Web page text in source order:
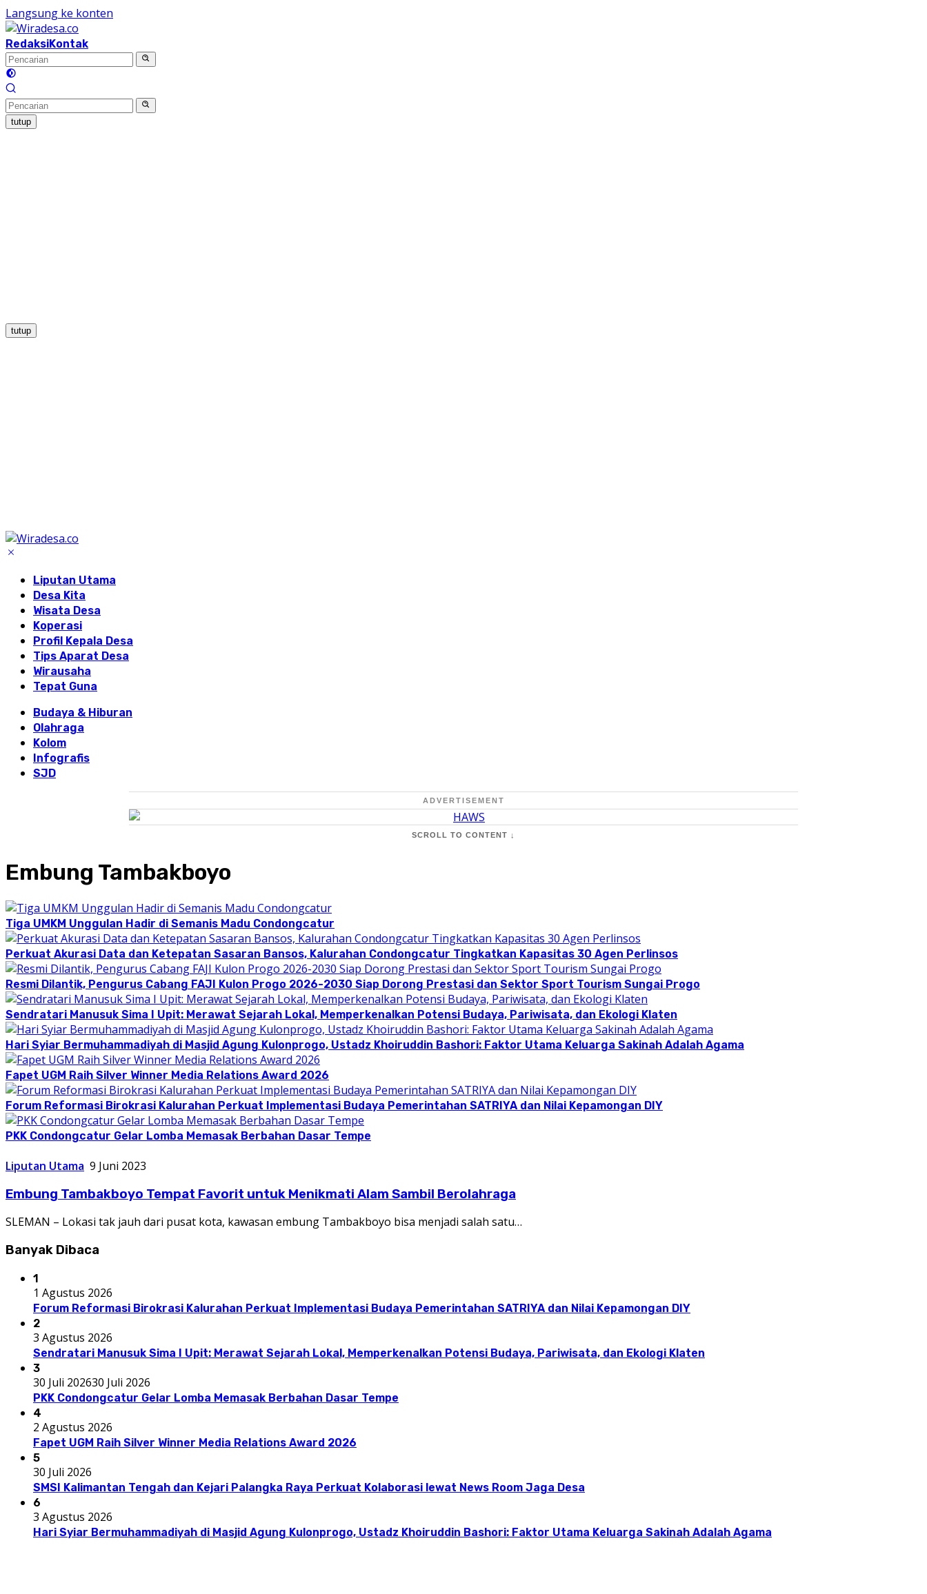
Langsung ke konten
RedaksiKontak
tutup
tutup
Liputan Utama
Desa Kita
Wisata Desa
Koperasi
Profil Kepala Desa
Tips Aparat Desa
Wirausaha
Tepat Guna
Budaya & Hiburan
Olahraga
Kolom
Infografis
SJD
ADVERTISEMENT
SCROLL TO CONTENT ↓
Embung Tambakboyo
Tiga UMKM Unggulan Hadir di Semanis Madu Condongcatur
Perkuat Akurasi Data dan Ketepatan Sasaran Bansos, Kalurahan Condongcatur Tingkatkan Kapasitas 30 Agen Perlinsos
Resmi Dilantik, Pengurus Cabang FAJI Kulon Progo 2026-2030 Siap Dorong Prestasi dan Sektor Sport Tourism Sungai Progo
Sendratari Manusuk Sima I Upit: Merawat Sejarah Lokal, Memperkenalkan Potensi Budaya, Pariwisata, dan Ekologi Klaten
Hari Syiar Bermuhammadiyah di Masjid Agung Kulonprogo, Ustadz Khoiruddin Bashori: Faktor Utama Keluarga Sakinah Adalah Agama
Fapet UGM Raih Silver Winner Media Relations Award 2026
Forum Reformasi Birokrasi Kalurahan Perkuat Implementasi Budaya Pemerintahan SATRIYA dan Nilai Kepamongan DIY
PKK Condongcatur Gelar Lomba Memasak Berbahan Dasar Tempe
Liputan Utama 9 Juni 2023
Embung Tambakboyo Tempat Favorit untuk Menikmati Alam Sambil Berolahraga
SLEMAN – Lokasi tak jauh dari pusat kota, kawasan embung Tambakboyo bisa menjadi salah satu…
Banyak Dibaca
1
1 Agustus 2026
Forum Reformasi Birokrasi Kalurahan Perkuat Implementasi Budaya Pemerintahan SATRIYA dan Nilai Kepamongan DIY
2
3 Agustus 2026
Sendratari Manusuk Sima I Upit: Merawat Sejarah Lokal, Memperkenalkan Potensi Budaya, Pariwisata, dan Ekologi Klaten
3
30 Juli 202630 Juli 2026
PKK Condongcatur Gelar Lomba Memasak Berbahan Dasar Tempe
4
2 Agustus 2026
Fapet UGM Raih Silver Winner Media Relations Award 2026
5
30 Juli 2026
SMSI Kalimantan Tengah dan Kejari Palangka Raya Perkuat Kolaborasi lewat News Room Jaga Desa
6
3 Agustus 2026
Hari Syiar Bermuhammadiyah di Masjid Agung Kulonprogo, Ustadz Khoiruddin Bashori: Faktor Utama Keluarga Sakinah Adalah Agama